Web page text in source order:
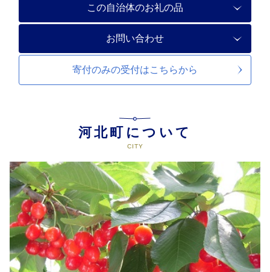
この自治体のお礼の品
お問い合わせ
寄付のみの受付はこちらから
河北町について